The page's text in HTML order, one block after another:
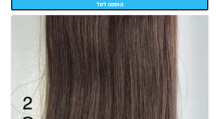
הוספה לסל